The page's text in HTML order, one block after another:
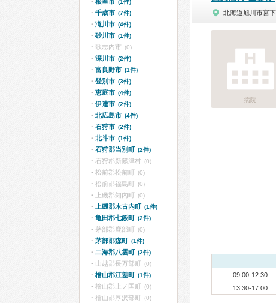
北海道旭川市宮
病院
09:00-12:30
13:30-17:00
(1件)
千歳市 (7件)
滝川市 (4件)
砂川市 (1件)
歌志内市 (0)
深川市 (2件)
富良野市 (1件)
登別市 (3件)
恵庭市 (4件)
伊達市 (2件)
北広島市 (4件)
石狩市 (2件)
北斗市 (1件)
石狩郡当別町 (2件)
石狩郡新篠津村 (0)
松前郡松前町 (0)
松前郡福島町 (0)
上磯郡知内町 (0)
上磯郡木古内町 (1件)
亀田郡七飯町 (2件)
茅部郡鹿部町 (0)
茅部郡森町 (1件)
二海郡八雲町 (2件)
山越郡長万部町 (0)
檜山郡江差町 (1件)
檜山郡上ノ国町 (0)
檜山郡厚沢部町 (0)